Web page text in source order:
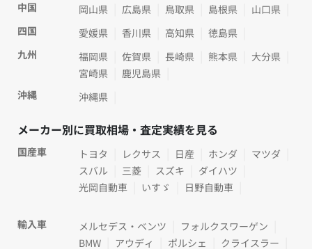
中国
岡山県 広島県 鳥取県 島根県
山口県
四国
愛媛県 香川県 高知県
徳島県
九州
福岡県 佐賀県 長崎県 熊本県
大分県
宮崎県
鹿児島県
沖縄
沖縄県
メーカー別に買取相場・査定実績を見る
国産車 トヨタ レクサス 日産 ホンダ
マツダ
スバル
三菱 スズキ
ダイハツ
光岡自動車
いすゞ 日野自動車
輸入車 メルセデス・ベンツ
フォルクスワーゲン
BMW
アウディ ポルシェ クライスラー